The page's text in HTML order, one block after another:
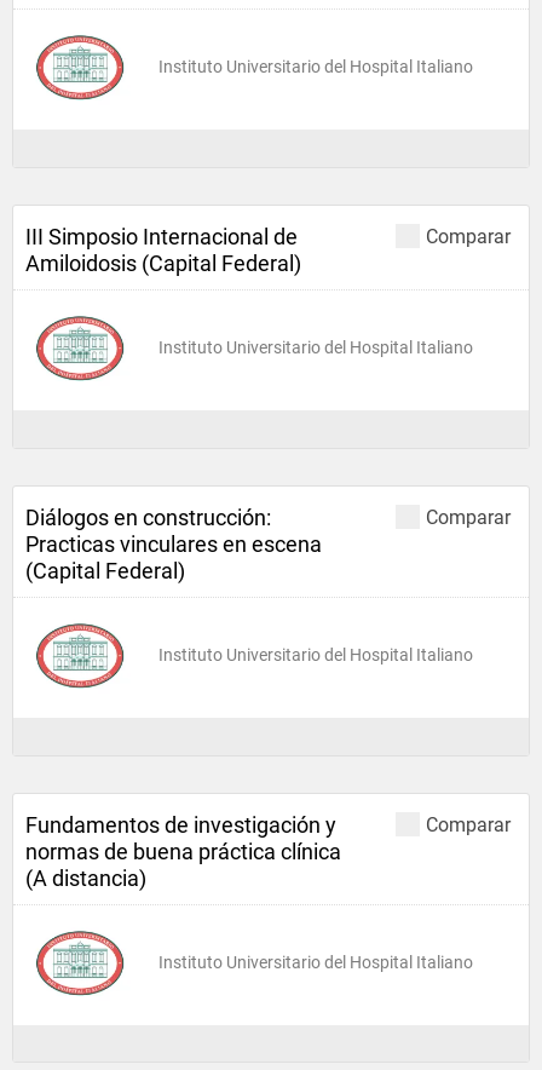
Instituto Universitario del Hospital Italiano
Comparar
III Simposio Internacional de
Amiloidosis (Capital Federal)
Instituto Universitario del Hospital Italiano
Comparar
Diálogos en construcción:
Practicas vinculares en escena
(Capital Federal)
Instituto Universitario del Hospital Italiano
Comparar
Fundamentos de investigación y
normas de buena práctica clínica
(A distancia)
Instituto Universitario del Hospital Italiano